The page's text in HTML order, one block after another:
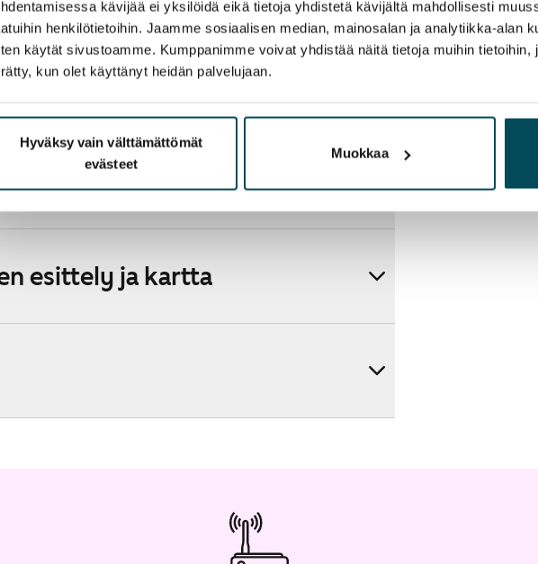
kävijää ei yksilöidä eikä tietoja yhdistetä kävijältä mahdollisesti
henkilötietoihin. Jaamme sosiaalisen median, mainosalan ja analytiikka-alan
käytät sivustoamme. Kumppanimme voivat yhdistää näitä tietoja muihin tietoihin,
kun olet käyttänyt heidän palvelujaan.
Hyväksy vain välttämättömät
evästeet
Muokkaa
Kyllä
esittely ja kartta